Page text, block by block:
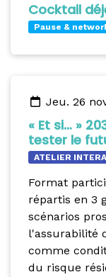
Cocktail
Pause &
jeu. 26
« Et si… »
tester le
ATELIER
Format
répartis en 3
scénarios
l'assurabilité
comme
du risque